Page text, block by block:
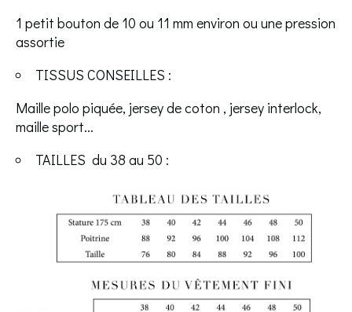
1 petit bouton de 10 ou 11 mm environ ou une pression
assortie
TISSUS CONSEILLES :
Maille polo piquée, jersey de coton , jersey interlock,
maille sport...
TAILLES du 38 au 50 :